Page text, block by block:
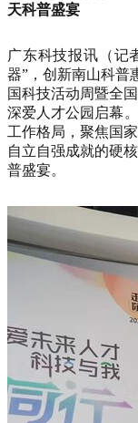
天科普盛宴
广东科技报讯（记
器”，创新南山科普
国科技活动周暨全
深爱人才公园启幕
工作格局，聚焦国
自立自强成就的硬
普盛宴。